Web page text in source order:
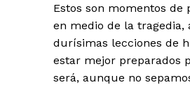
Estos son momentos
en medio de la tragedia,
durísimas lecciones de
estar mejor preparados
será, aunque no